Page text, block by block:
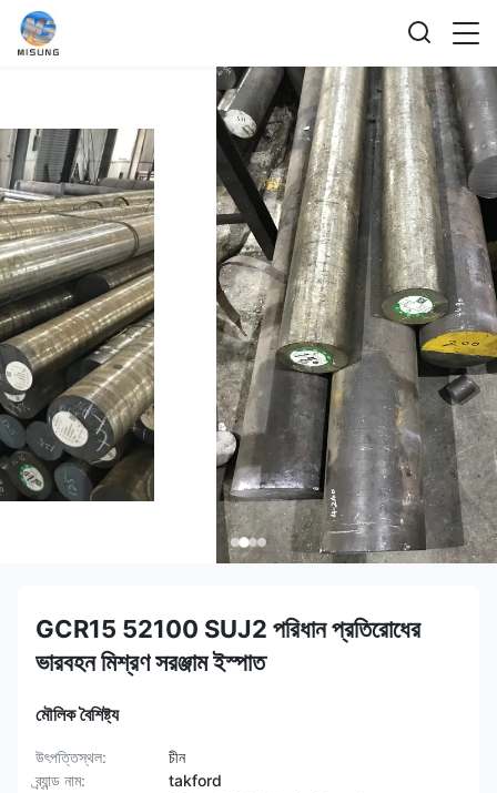
GCR15 52100 SUJ2 পরিধান প্রতিরোধের
ভারবহন মিশ্রণ সরঞ্জাম ইস্পাত
মৌলিক বৈশিষ্ট্য
উৎপত্তিস্থল:
চীন
ব্র্যান্ড নাম:
takford